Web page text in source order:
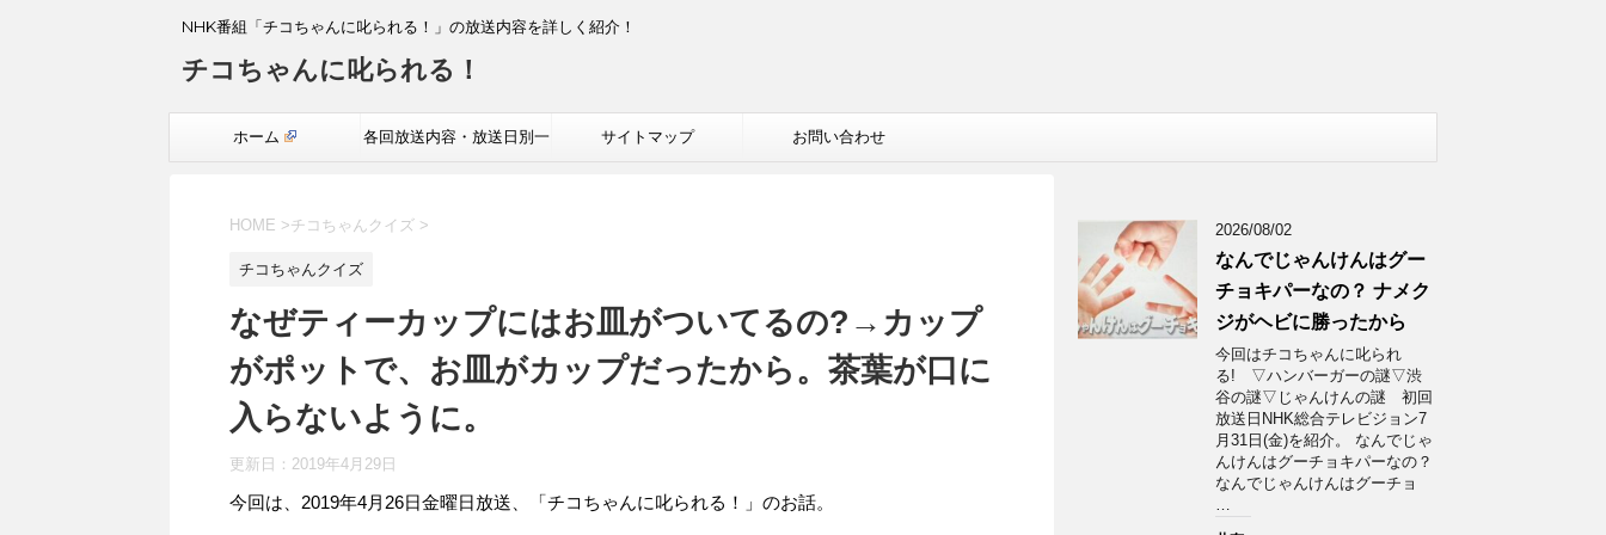
NHK番組「チコちゃんに叱られる！」の放送内容を詳しく紹介！
チコちゃんに叱られる！
ホーム 各回放送内容・放送日別一 サイトマップ お問い合わせ
HOME >チコちゃんクイズ >
チコちゃんクイズ
なぜティーカップにはお皿がついてるの?→カップ
がポットで、お皿がカップだったから。茶葉が口に
入らないように。
更新日： 2019年4月29日
今回は、2019年4月26日金曜日放送、「チコちゃんに叱られる！」のお話。
2026/08/02
なんでじゃんけんはグー
チョキパーなの？ ナメク
ジがヘビに勝ったから
今回はチコちゃんに叱られ
る! ▽ハンバーガーの謎▽渋
谷の謎▽じゃんけんの謎 初回
放送日NHK総合テレビジョン7
月31日(金)を紹介。 なんでじゃ
んけんはグーチョキパーなの？
なんでじゃんけんはグーチョ
…